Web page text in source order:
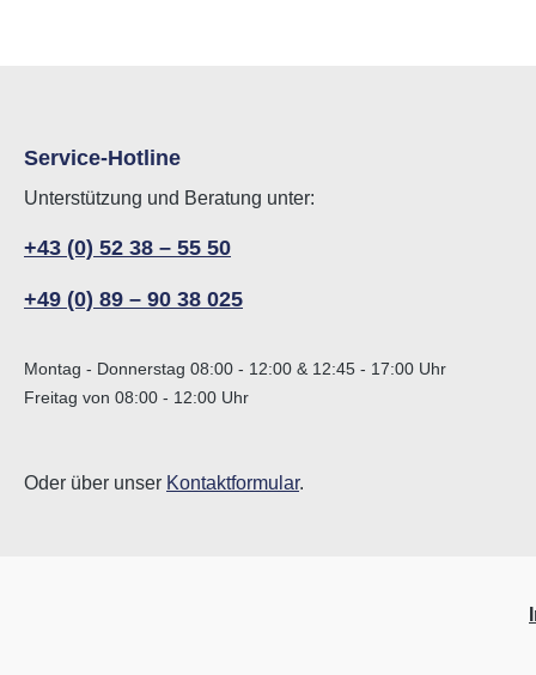
Service-Hotline
Unterstützung und Beratung unter:
+43 (0) 52 38 – 55 50
+49 (0) 89 – 90 38 025
Montag - Donnerstag 08:00 - 12:00 & 12:45 - 17:00 Uhr
Freitag von 08:00 - 12:00 Uhr
Oder über unser Kontaktformular.